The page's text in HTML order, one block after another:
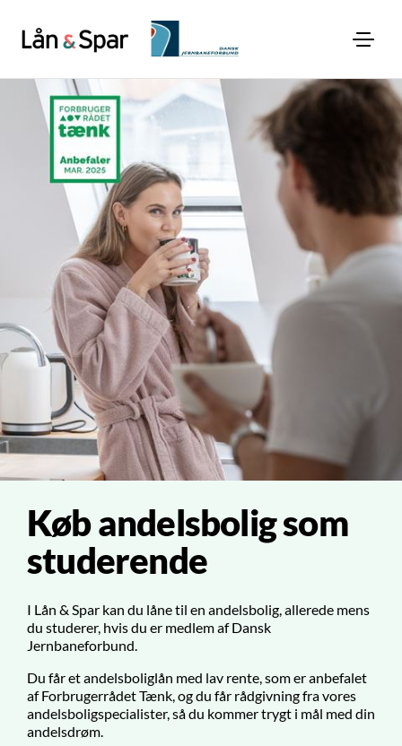
Køb andelsbolig som
studerende
I Lån & Spar kan du låne til en andelsbolig, allerede mens
du studerer, hvis du er medlem af Dansk
Jernbaneforbund.
Du får et andelsboliglån med lav rente, som er anbefalet
af Forbrugerrådet Tænk, og du får rådgivning fra vores
andelsboligspecialister, så du kommer trygt i mål med din
andelsdrøm.